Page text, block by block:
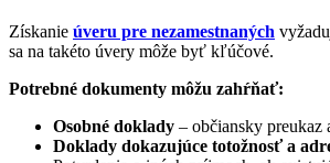
Získanie úveru pre nezamestnaných
sa na takéto úvery môže byť kľúčové.
Potrebné dokumenty môžu zahŕňať:
Osobné doklady – občiansky preukaz
Doklady dokazujúce totožnosť a